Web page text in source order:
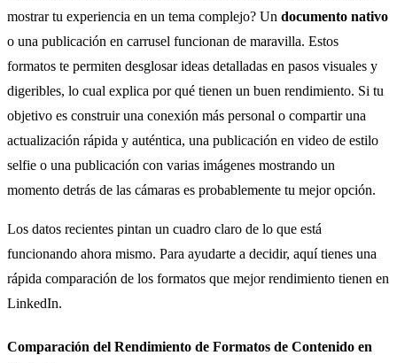
mostrar tu experiencia en un tema complejo? Un documento nativo
o una publicación en carrusel funcionan de maravilla. Estos
formatos te permiten desglosar ideas detalladas en pasos visuales y
digeribles, lo cual explica por qué tienen un buen rendimiento. Si tu
objetivo es construir una conexión más personal o compartir una
actualización rápida y auténtica, una publicación en video de estilo
selfie o una publicación con varias imágenes mostrando un
momento detrás de las cámaras es probablemente tu mejor opción.
Los datos recientes pintan un cuadro claro de lo que está
funcionando ahora mismo. Para ayudarte a decidir, aquí tienes una
rápida comparación de los formatos que mejor rendimiento tienen en
LinkedIn.
Comparación del Rendimiento de Formatos de Contenido en